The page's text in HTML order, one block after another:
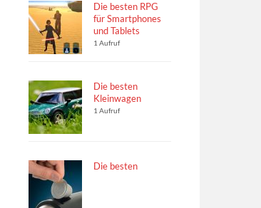
Die besten RPG
für Smartphones
und Tablets
1 Aufruf
Die besten
Kleinwagen
1 Aufruf
Die besten